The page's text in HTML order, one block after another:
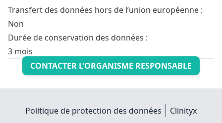
Transfert des données hors de l’union européenne :
Non
Durée de conservation des données :
3 mois
CONTACTER L’ORGANISME RESPONSABLE
Politique de protection des données Clinityx